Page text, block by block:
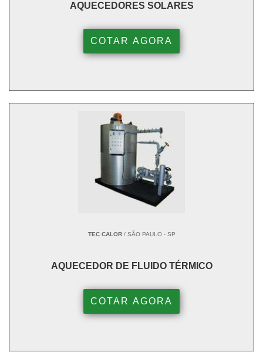
AQUECEDORES SOLARES
COTAR AGORA
TEC CALOR/ SÃO PAULO - SP
AQUECEDOR DE FLUIDO TÉRMICO
COTAR AGORA